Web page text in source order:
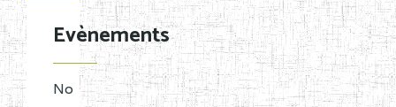
Evènements
No